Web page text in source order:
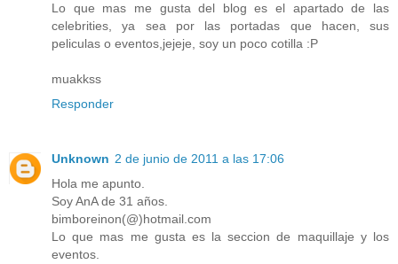
Lo que mas me gusta del blog es el apartado de las
celebrities, ya sea por las portadas que hacen, sus
peliculas o eventos,jejeje, soy un poco cotilla :P
muakkss
Responder
Unknown 2 de junio de 2011 a las 17:06
Hola me apunto.
Soy AnA de 31 años.
bimboreinon(@)hotmail.com
Lo que mas me gusta es la seccion de maquillaje y los
eventos.